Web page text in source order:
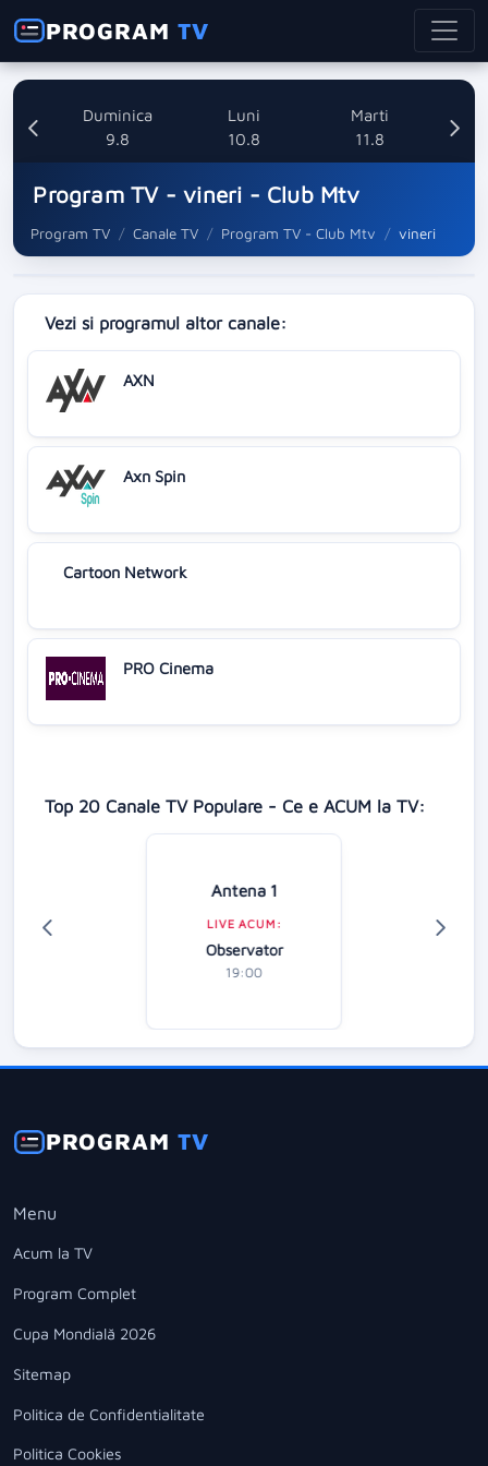
PROGRAMTV
Duminica
9.8
Luni
10.8
Marti
11.8
Program TV - vineri - Club Mtv
Program TV Canale TV Program TV - Club Mtv vineri
Vezi si programul altor canale:
AXN
Axn Spin
Cartoon Network
PRO Cinema
Top 20 Canale TV Populare - Ce e ACUM la TV:
Antena 1
LIVE ACUM:
Observator
19:00
PROGRAMTV
Menu
Acum la TV
Program Complet
Cupa Mondială 2026
Sitemap
Politica de Confidentialitate
Politica Cookies